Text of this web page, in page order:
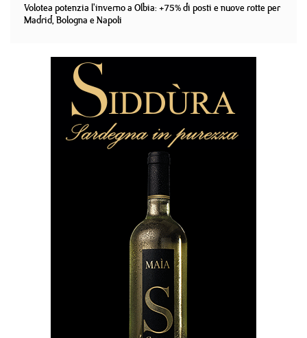
Volotea potenzia l'inverno a Olbia: +75% di posti e nuove rotte per
Madrid, Bologna e Napoli